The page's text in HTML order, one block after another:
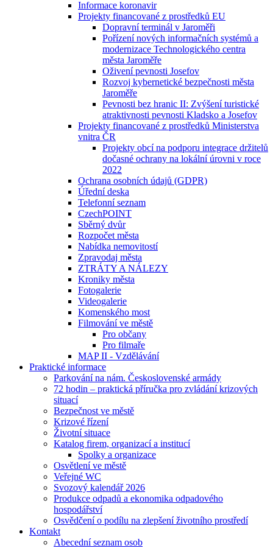
Informace koronavir
Projekty financované z prostředků EU
Dopravní terminál v Jaroměři
Pořízení nových informačních systémů a
modernizace Technologického centra
města Jaroměře
Oživení pevnosti Josefov
Rozvoj kybernetické bezpečnosti města
Jaroměře
Pevnosti bez hranic II: Zvýšení turistické
atraktivnosti pevnosti Kladsko a Josefov
Projekty financované z prostředků Ministerstva
vnitra ČR
Projekty obcí na podporu integrace držitelů
dočasné ochrany na lokální úrovni v roce
2022
Ochrana osobních údajů (GDPR)
Úřední deska
Telefonní seznam
CzechPOINT
Sběrný dvůr
Rozpočet města
Nabídka nemovitostí
Zpravodaj města
ZTRÁTY A NÁLEZY
Kroniky města
Fotogalerie
Videogalerie
Komenského most
Filmování ve městě
Pro občany
Pro filmaře
MAP II - Vzdělávání
Praktické informace
Parkování na nám. Československé armády
72 hodin – praktická příručka pro zvládání krizových
situací
Bezpečnost ve městě
Krizové řízení
Životní situace
Katalog firem, organizací a institucí
Spolky a organizace
Osvětlení ve městě
Veřejné WC
Svozový kalendář 2026
Produkce odpadů a ekonomika odpadového
hospodářství
Osvědčení o podílu na zlepšení životního prostředí
Kontakt
Abecední seznam osob